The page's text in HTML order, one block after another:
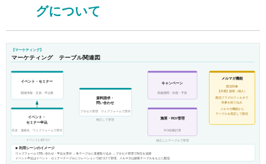
グについて